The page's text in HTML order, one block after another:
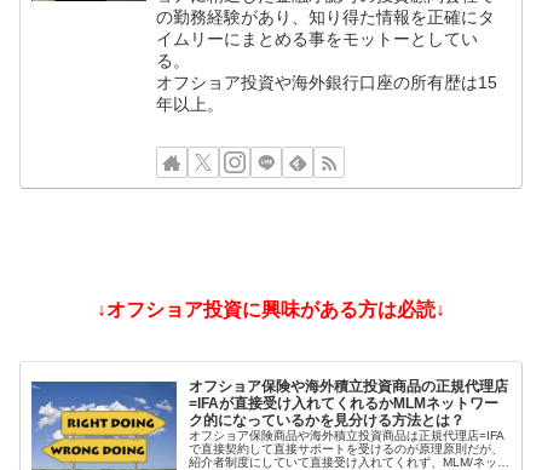
の勤務経験があり、知り得た情報を正確にタ
イムリーにまとめる事をモットーとしてい
る。
オフショア投資や海外銀行口座の所有歴は15
年以上。
↓オフショア投資に興味がある方は必読↓
オフショア保険や海外積立投資商品の正規代理店
=IFAが直接受け入れてくれるかMLMネットワー
ク的になっているかを見分ける方法とは？
オフショア保険商品や海外積立投資商品は正規代理店=IFA
で直接契約して直接サポートを受けるのが原理原則だが、
紹介者制度にしていて直接受け入れてくれず、MLM/ネット